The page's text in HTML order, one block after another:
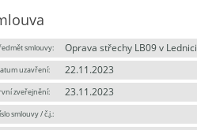
smlouvy: Oprava střechy LB09 v Lednici
uzavření: 22.11.2023
zveřejnění: 23.11.2023
smlouvy / č.j.: